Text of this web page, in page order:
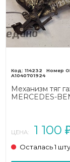
114232
A1040701924
Механизм тяг
MERCEDES-
ЦЕНА: 1 100
Осталась 1